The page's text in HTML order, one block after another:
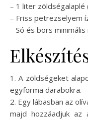
– 1 liter zöldségalaplé
– Friss petrezselyem
– Só és bors
1. A zöldségeket
egyforma darabokra.
2. Egy lábasban az
majd hozzáadjuk